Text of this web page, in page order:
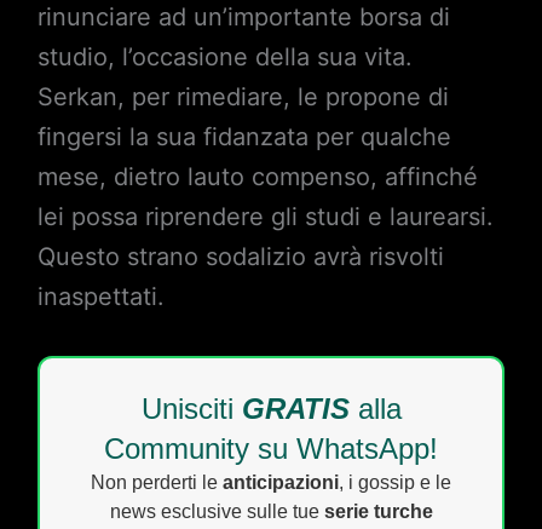
rinunciare ad un’importante borsa di
studio, l’occasione della sua vita.
Serkan, per rimediare, le propone di
fingersi la sua fidanzata per qualche
mese, dietro lauto compenso, affinché
lei possa riprendere gli studi e laurearsi.
Questo strano sodalizio avrà risvolti
inaspettati.
Unisciti GRATISalla
Community su WhatsApp!
Non perderti le anticipazioni, i gossip e le
news esclusive sulle tue serie turche